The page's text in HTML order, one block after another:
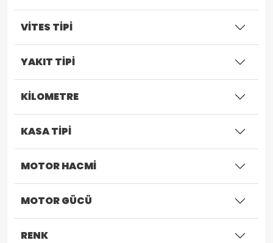
VİTES TİPİ
YAKIT TİPİ
KİLOMETRE
KASA TİPİ
MOTOR HACMİ
MOTOR GÜCÜ
RENK